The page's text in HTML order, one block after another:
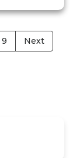
9 Next